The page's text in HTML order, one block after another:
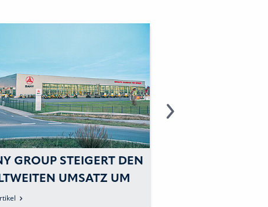
GROUP STEIGERT DEN
UMSATZ UM
PROZENT